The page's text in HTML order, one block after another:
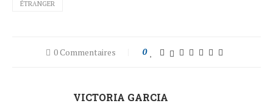
ÉTRANGER
0 Commentaires 0
VICTORIA GARCIA